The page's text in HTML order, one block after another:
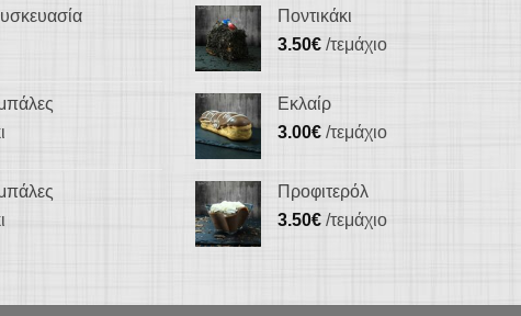
Ποντικάκι
3.50€ /τεμάχιο
Εκλαίρ
3.00€ /τεμάχιο
Προφιτερόλ
3.50€ /τεμάχιο